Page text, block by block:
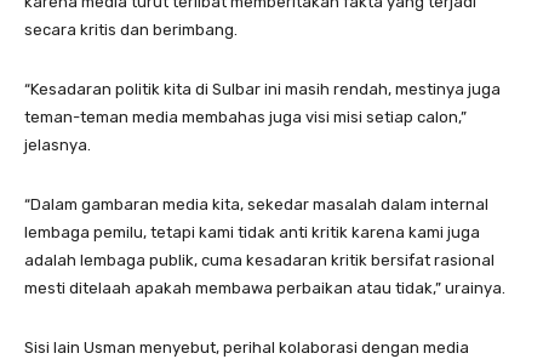
secara kritis dan berimbang.
“Kesadaran politik kita di Sulbar ini masih rendah, mestinya juga
teman-teman media membahas juga visi misi setiap calon,”
jelasnya.
“Dalam gambaran media kita, sekedar masalah dalam internal
lembaga pemilu, tetapi kami tidak anti kritik karena kami juga
adalah lembaga publik, cuma kesadaran kritik bersifat rasional
mesti ditelaah apakah membawa perbaikan atau tidak,” urainya.
Sisi lain Usman menyebut, perihal kolaborasi dengan media